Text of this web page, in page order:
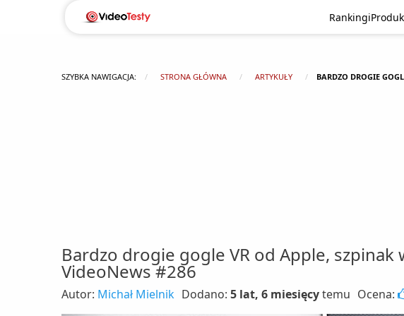
Rankingi
SZYBKA NAWIGACJA: STRONA GŁÓWNA ARTYKUŁY BARDZO DROGIE
Bardzo drogie gogle VR od Apple, szpinak
VideoNews #286
Autor: Michał Mielnik Dodano: 5 lat, 6 miesięcytemu Ocena: